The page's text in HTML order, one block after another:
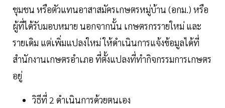
ชุมชน หรือตัวแทนอาสาสมัครเกษตรหมู่บ้าน (อกม.) หรือ
ผู้ที่ได้รับมอบหมาย นอกจากนั้น เกษตรกรรายใหม่ และ
รายเดิม แต่เพิ่มแปลงใหม่ ให้ดำเนินการแจ้งข้อมูลได้ที่
สำนักงานเกษตรอำเภอ ที่ตั้งแปลงที่ทำกิจกรรมการเกษตร
อยู่
วิธีที่ 2 ดำเนินการด้วยตนเอง